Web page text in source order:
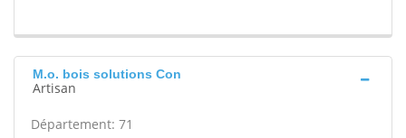
M.o. bois solutions Con
Artisan
Département: 71